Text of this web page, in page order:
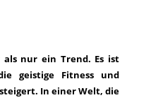
nur ein Trend. Es ist
geistige Fitness und
In einer Welt, die